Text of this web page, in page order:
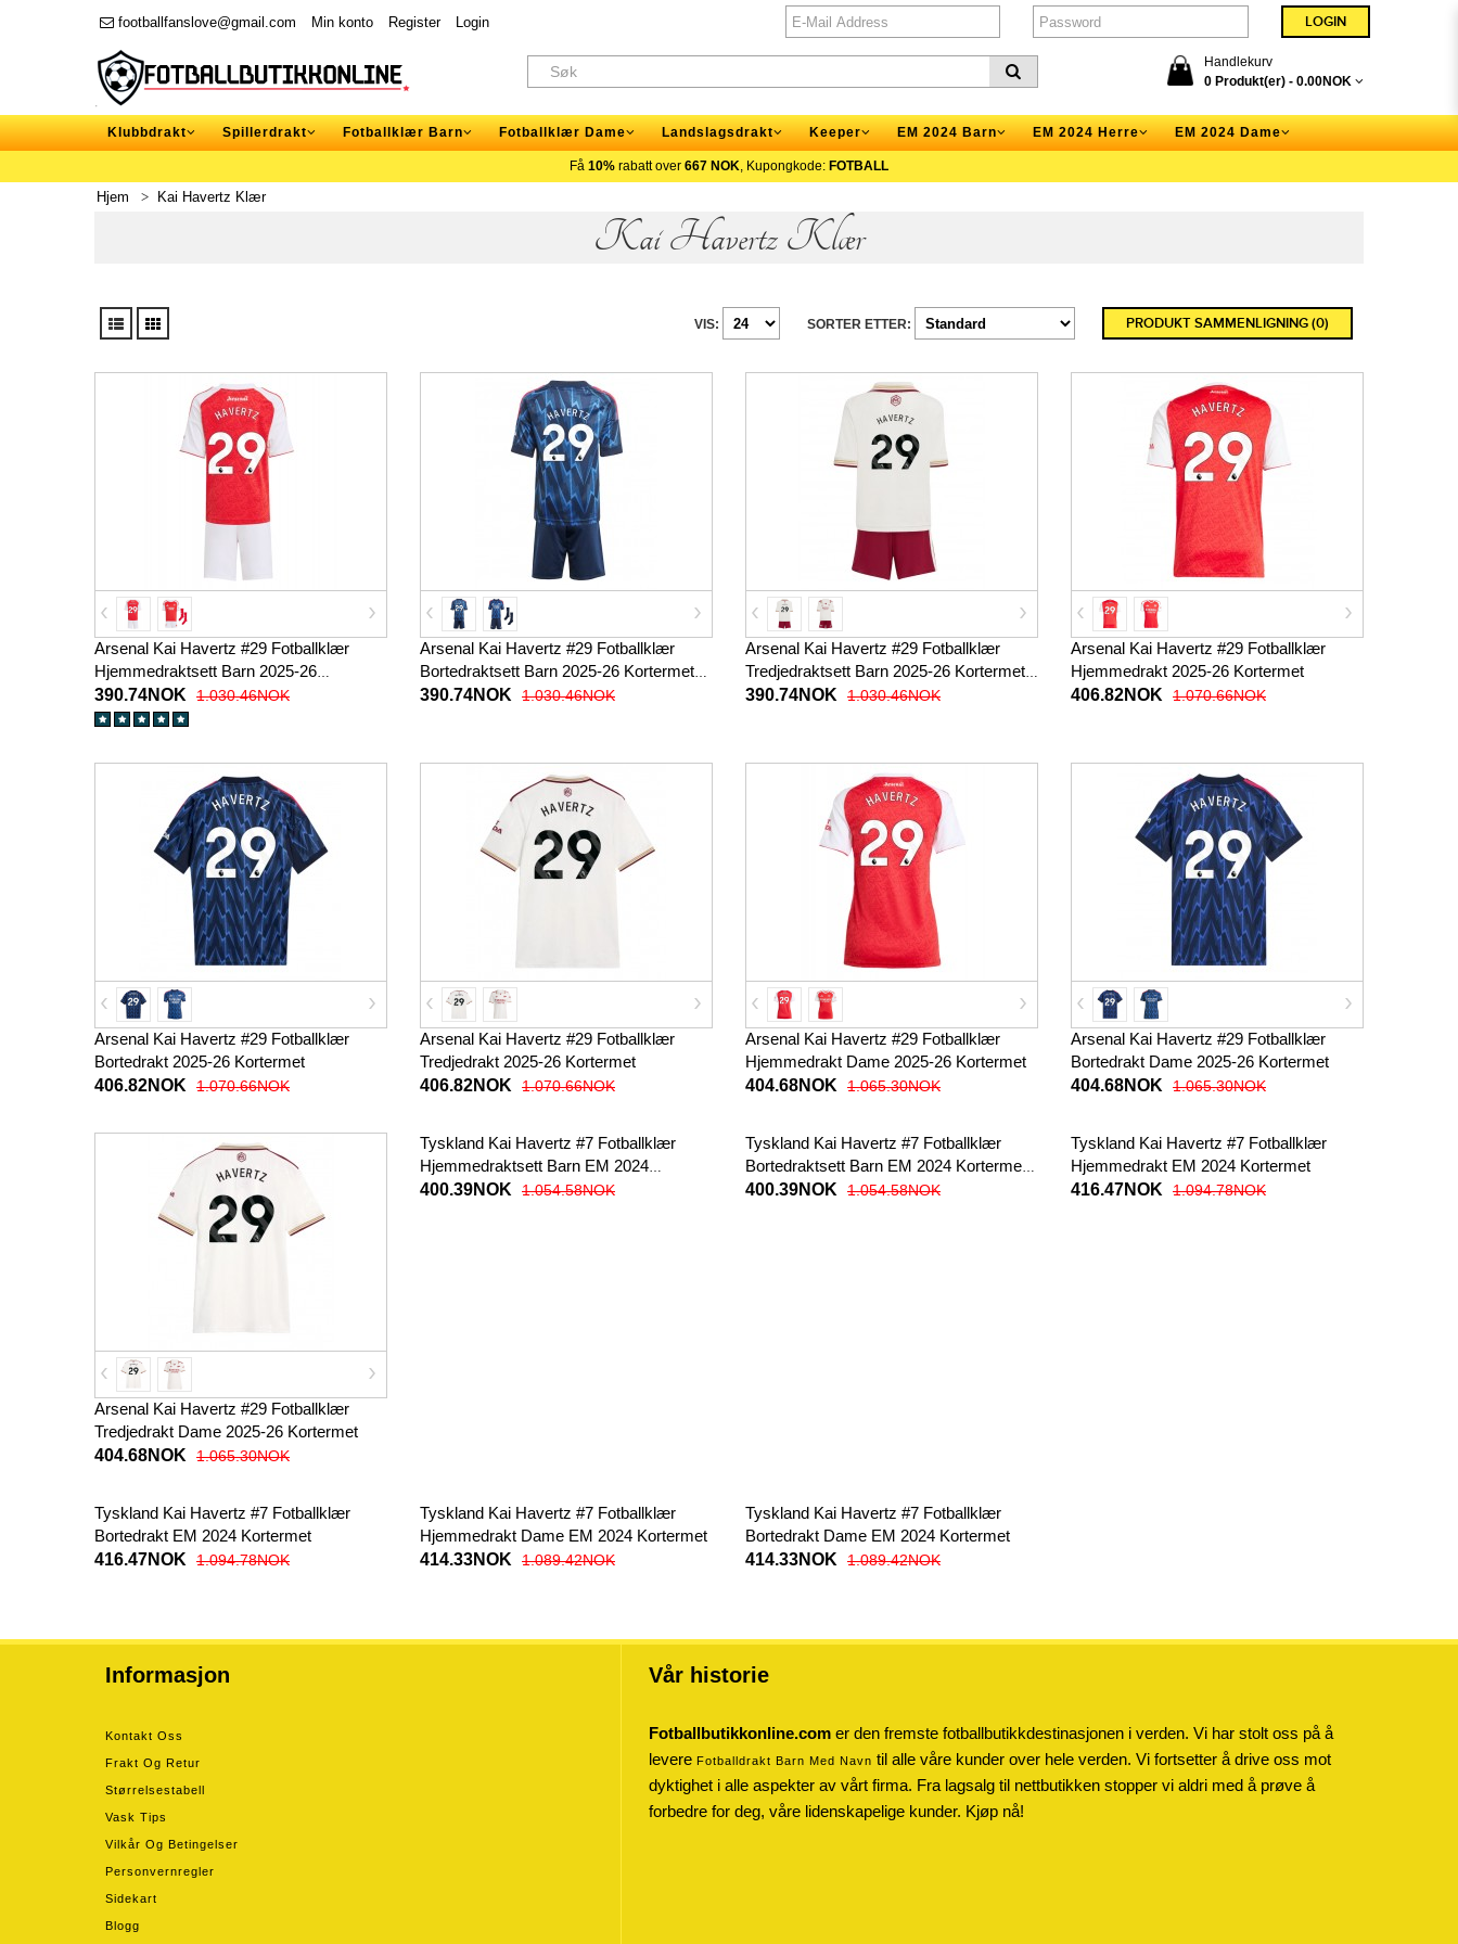
footballfanslove@gmail.com Min konto Register Login
Handlekurv
0 Produkt(er) - 0.00NOK
Klubbdrakt Spillerdrakt Fotballklær Barn Fotballklær Dame Landslagsdrakt Keeper EM 2024 Barn EM 2024 Herre EM 2024 Dame
Få 10% rabatt over 667 NOK, Kupongkode: FOTBALL
Hjem Kai Havertz Klær
Kai Havertz Klær
PRODUKT SAMMENLIGNING (0)
SORTER ETTER:
VIS:
Arsenal Kai Havertz #29 Fotballklær
Hjemmedraktsett Barn 2025-26
Kortermet (+ korte bukser)
390.74NOK 1.030.46NOK
Arsenal Kai Havertz #29 Fotballklær
Bortedraktsett Barn 2025-26 Kortermet
(+ korte bukser)
390.74NOK 1.030.46NOK
Arsenal Kai Havertz #29 Fotballklær
Tredjedraktsett Barn 2025-26 Kortermet
(+ korte bukser)
390.74NOK 1.030.46NOK
Arsenal Kai Havertz #29 Fotballklær
Hjemmedrakt 2025-26 Kortermet
406.82NOK
1.070.66NOK
Arsenal Kai Havertz #29 Fotballklær
Bortedrakt 2025-26 Kortermet
406.82NOK
1.070.66NOK
Arsenal Kai Havertz #29 Fotballklær
Tredjedrakt 2025-26 Kortermet
406.82NOK
1.070.66NOK
Arsenal Kai Havertz #29 Fotballklær
Hjemmedrakt Dame 2025-26 Kortermet
404.68NOK
1.065.30NOK
Arsenal Kai Havertz #29 Fotballklær
Bortedrakt Dame 2025-26 Kortermet
404.68NOK
1.065.30NOK
Arsenal Kai Havertz #29 Fotballklær
Tredjedrakt Dame 2025-26 Kortermet
404.68NOK
1.065.30NOK
Tyskland Kai Havertz #7 Fotballklær
Hjemmedraktsett Barn EM 2024
Kortermet (+ korte bukser)
400.39NOK 1.054.58NOK
Tyskland Kai Havertz #7 Fotballklær
Bortedraktsett Barn EM 2024 Kortermet
(+ korte bukser)
400.39NOK 1.054.58NOK
Tyskland Kai Havertz #7 Fotballklær
Hjemmedrakt EM 2024 Kortermet
416.47NOK
1.094.78NOK
Tyskland Kai Havertz #7 Fotballklær
Bortedrakt EM 2024 Kortermet
416.47NOK
1.094.78NOK
Tyskland Kai Havertz #7 Fotballklær
Hjemmedrakt Dame EM 2024 Kortermet
414.33NOK
1.089.42NOK
Tyskland Kai Havertz #7 Fotballklær
Bortedrakt Dame EM 2024 Kortermet
414.33NOK
1.089.42NOK
Informasjon
Kontakt Oss
Frakt Og Retur
Størrelsestabell
Vask Tips
Vilkår Og Betingelser
Personvernregler
Sidekart
Blogg
Vår historie
Fotballbutikkonline.com er den fremste fotballbutikkdestinasjonen i verden. Vi har stolt oss på å
levere Fotballdrakt Barn Med Navn til alle våre kunder over hele verden. Vi fortsetter å drive oss mot
dyktighet i alle aspekter av vårt firma. Fra lagsalg til nettbutikken stopper vi aldri med å prøve å
forbedre for deg, våre lidenskapelige kunder. Kjøp nå!